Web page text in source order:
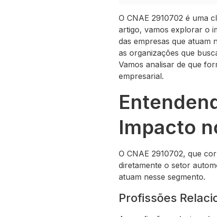
O CNAE 2910702 é uma
artigo, vamos explorar o
das empresas que atuam
as organizações que
Vamos analisar de que
empresarial.
Impacto
O CNAE 2910702, que
diretamente o setor
atuam nesse segmento.
Profissões